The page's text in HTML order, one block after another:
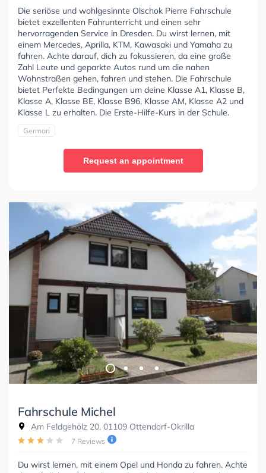
Die seriöse und wohlgesinnte Olschok Pierre Fahrschule
bietet exzellenten Fahrunterricht und einen sehr
hervorragenden Service in Dresden. Du wirst lernen, mit
einem Mercedes, Aprilla, KTM, Kawasaki und Yamaha zu
fahren. Achte darauf, dich zu fokussieren, da eine große
Zahl Leute und geparkte Autos rund um die nahen
Wohnstraßen gehen, fahren und stehen. Die Fahrschule
bietet Perfekte Bedingungen um deine Klasse A1, Klasse B,
Klasse A, Klasse BE, Klasse B96, Klasse AM, Klasse A2 und
Klasse L zu erhalten. Die Erste-Hilfe-Kurs in der Schule.
German
Request an appointment
Fahrschule Michel
Am Feldgehölz 20, 01109 Ottendorf-Okrilla
7 Reviews
Du wirst lernen, mit einem Opel und Honda zu fahren. Achte